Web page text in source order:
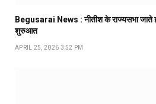
Begusarai News : नीतीश के राज्यसभा जाते
शुरुआत
APRIL 25, 2026 3:52 PM